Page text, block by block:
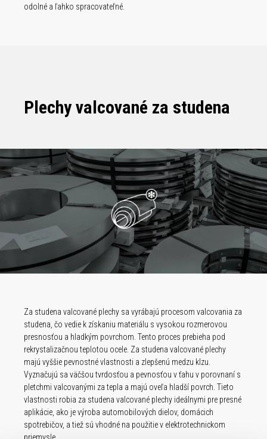
odolné a ľahko spracovateľné.
Plechy valcované za studena
Za studena valcované plechy sa vyrábajú procesom valcovania za
studena, čo vedie k získaniu materiálu s vysokou rozmerovou
presnosťou a hladkým povrchom. Tento proces prebieha pod
rekrystalizačnou teplotou ocele. Za studena valcované plechy
majú vyššie pevnostné vlastnosti a zlepšenú medzu klzu.
Vyznačujú sa väčšou tvrdosťou a pevnosťou v ťahu v porovnaní s
pletchmi valcovanými za tepla a majú oveľa hladší povrch. Tieto
vlastnosti robia za studena valcované plechy ideálnymi pre presné
aplikácie, ako je výroba automobilových dielov, domácich
spotrebičov, a tiež sú vhodné na použitie v elektrotechnickom